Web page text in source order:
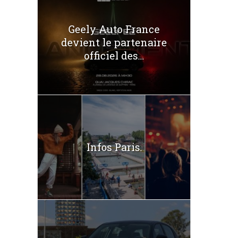
Geely Auto France
devient le partenaire
officiel des...
Infos Paris.